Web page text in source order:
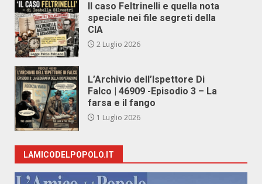
Il caso Feltrinelli e quella nota
speciale nei file segreti della
CIA
2 Luglio 2026
L’Archivio dell’Ispettore Di
Falco | 46909 -Episodio 3 – La
farsa e il fango
1 Luglio 2026
LAMICODELPOPOLO.IT